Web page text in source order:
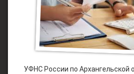
УФНС России по Архангельской